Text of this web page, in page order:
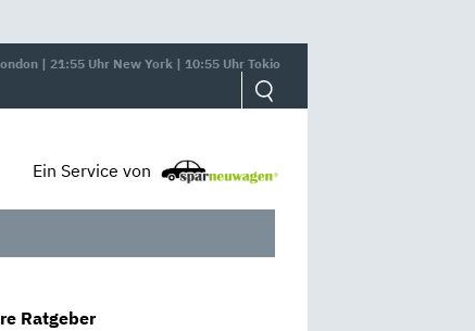
| 21:55 Uhr New York | 10:55 Uhr Tokio
Ein Service von
Ratgeber